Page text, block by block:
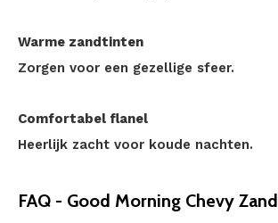
Warme zandtinten
Zorgen voor een gezellige sfeer.
Comfortabel flanel
Heerlijk zacht voor koude nachten.
FAQ - Good Morning Chevy Zand